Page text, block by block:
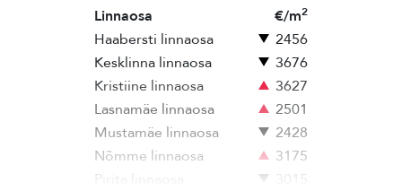
Linnaosa €/m2
Haabersti linnaosa
2456
Kesklinna linnaosa
3676
Kristiine linnaosa
3627
Lasnamäe linnaosa
2501
Mustamäe linnaosa
2428
Nõmme linnaosa
3175
Pirita linnaosa
3015